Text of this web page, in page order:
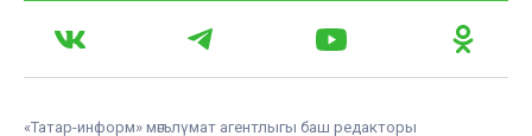
«Татар-информ» мәгълүмат агентлыгы баш редакторы